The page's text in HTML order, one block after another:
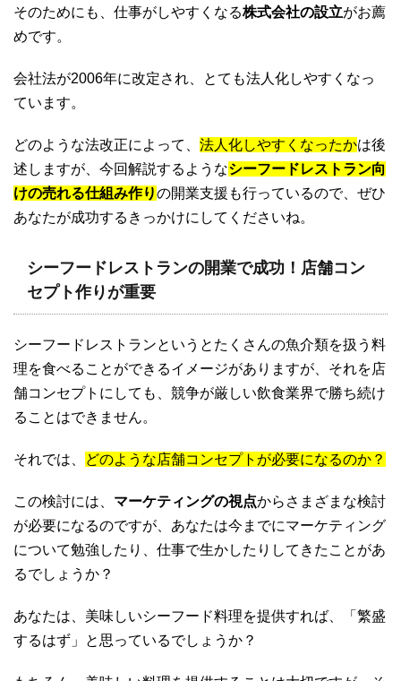
そのためにも、仕事がしやすくなる株式会社の設立がお薦
めです。
会社法が2006年に改定され、とても法人化しやすくなっ
ています。
どのような法改正によって、 法人化しやすくなったかは後
述しますが、今回解説するようなシーフードレストラン向
けの売れる仕組み作りの開業支援も行っているので、ぜひ
あなたが成功するきっかけにしてくださいね。
シーフードレストランの開業で成功！店舗コン
セプト作りが重要
シーフードレストランというとたくさんの魚介類を扱う料
理を食べることができるイメージがありますが、それを店
舗コンセプトにしても、競争が厳しい飲食業界で勝ち続け
ることはできません。
それでは、 どのような店舗コンセプトが必要になるのか？
この検討には、 マーケティングの視点からさまざまな検討
が必要になるのですが、あなたは今までにマーケティング
について勉強したり、仕事で生かしたりしてきたことがあ
るでしょうか？
あなたは、美味しいシーフード料理を提供すれば、「繁盛
するはず」と思っているでしょうか？